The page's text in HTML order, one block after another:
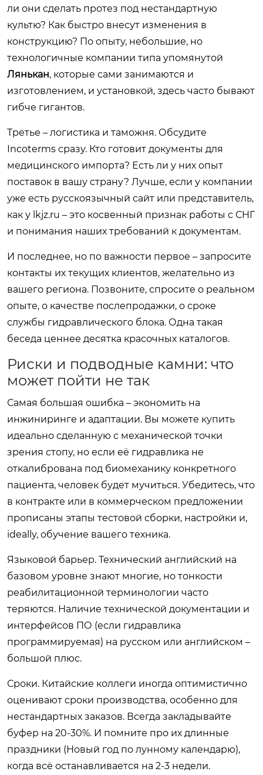
ли они сделать протез под нестандартную
культю? Как быстро внесут изменения в
конструкцию? По опыту, небольшие, но
технологичные компании типа упомянутой
Лянькан, которые сами занимаются и
изготовлением, и установкой, здесь часто бывают
гибче гигантов.
Третье – логистика и таможня. Обсудите
Incoterms сразу. Кто готовит документы для
медицинского импорта? Есть ли у них опыт
поставок в вашу страну? Лучше, если у компании
уже есть русскоязычный сайт или представитель,
как у lkjz.ru – это косвенный признак работы с СНГ
и понимания наших требований к документам.
И последнее, но по важности первое – запросите
контакты их текущих клиентов, желательно из
вашего региона. Позвоните, спросите о реальном
опыте, о качестве послепродажки, о сроке
службы гидравлического блока. Одна такая
беседа ценнее десятка красочных каталогов.
Риски и подводные камни: что
может пойти не так
Самая большая ошибка – экономить на
инжиниринге и адаптации. Вы можете купить
идеально сделанную с механической точки
зрения стопу, но если её гидравлика не
откалибрована под биомеханику конкретного
пациента, человек будет мучиться. Убедитесь, что
в контракте или в коммерческом предложении
прописаны этапы тестовой сборки, настройки и,
ideally, обучение вашего техника.
Языковой барьер. Технический английский на
базовом уровне знают многие, но тонкости
реабилитационной терминологии часто
теряются. Наличие технической документации и
интерфейсов ПО (если гидравлика
программируемая) на русском или английском –
большой плюс.
Сроки. Китайские коллеги иногда оптимистично
оценивают сроки производства, особенно для
нестандартных заказов. Всегда закладывайте
буфер на 20-30%. И помните про их длинные
праздники (Новый год по лунному календарю),
когда всё останавливается на 2-3 недели.